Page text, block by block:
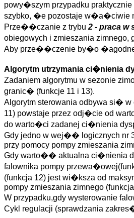
powy�szym przypadku
szybko, �e pozostaje w�a�ciwie
Prze��czanie z trybu 2 - praca w
obiegowych i zmieszania
Aby prze��czenie by�o
Algorytm utrzymania ci�nienia
Zadaniem algorytmu w sezonie
granic� (funkcje 11 i 13).
Algorytm sterowania odbywa si�
11) powstaje przez odj�cie od
do warto�ci zadanej ci�nienia
Gdy jedno w wej�� logicznych nr
przy pomocy pompy zmieszania
Gdy warto�� aktualna ci�nienia
falownika pompy
(funkcja 12) jest wi�ksza od
pompy zmieszania zimnego
W przypadku,gdy wysterowanie
Cykl regulacji (sprawdzania